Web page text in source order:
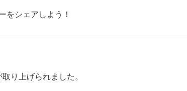
シェアしよう！
り上げられました。